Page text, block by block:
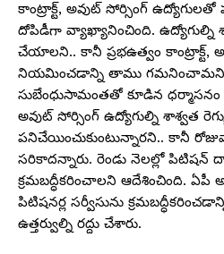
కాంట్రాక్ట్, అవుట్ సోర్సింగ్
దోపిడీగా వ్యాఖ్యానించింది. ఉద్యోగుల్ని
చేయాలని.. కానీ ప్రభఉత్వం కాంట్రాక్ట్,
నియమించడాన్ని తాము గమనించామని
సుబేంధుసామంతతో కూడిన ధర్మాసనం
అవుట్ సోర్సింగ్‌ ఉద్యోగుల్ని శాశ్వత
పనిచేయించుకుంటున్నారని.. కానీ
సరికాదన్నారు. రెండు నెలల్లో పిటిషన్
క్రమబద్ధీకరించాలని ఆదేశించింది. ఏపీ
పిటిషనర్ల సర్వీసును
ఉత్తర్వుల్ని రద్దు చేశారు.